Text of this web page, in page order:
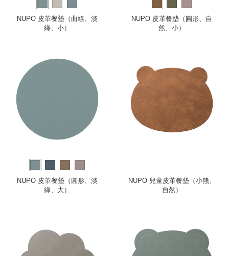
NUPO 皮革餐墊（曲線、淡
綠、小）
NUPO 皮革餐墊（圓形、自
然、小）
NUPO 皮革餐墊（圓形、淡
綠、大）
NUPO 兒童皮革餐墊（小熊、
自然）